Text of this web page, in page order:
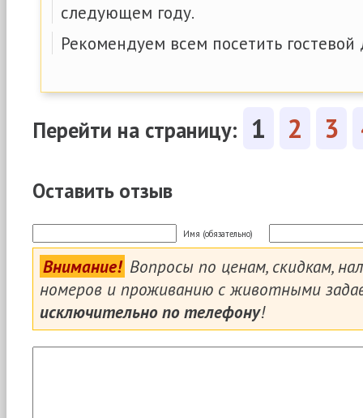
следующем году.
Рекомендуем всем посетить
Перейти на страницу: 1 2 3
Оставить отзыв
Имя (обязательно)
Внимание! Вопросы по ценам, скидкам,
номеров и проживанию с животными
исключительно по телефону!